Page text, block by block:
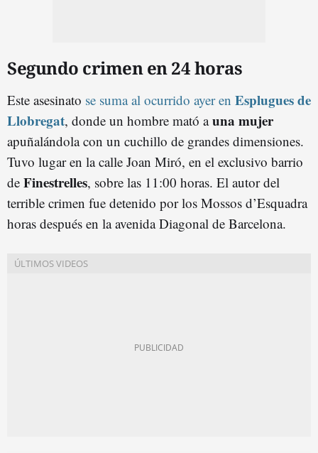
Segundo crimen en 24 horas
Este asesinato se suma al ocurrido ayer en Esplugues de
Llobregat, donde un hombre mató auna mujer
apuñalándola con un cuchillo de grandes dimensiones.
Tuvo lugar en la calle Joan Miró, en el exclusivo barrio
de Finestrelles, sobre las 11:00 horas. El autor del
terrible crimen fue detenido por los Mossos d’Esquadra
horas después en la avenida Diagonal de Barcelona.